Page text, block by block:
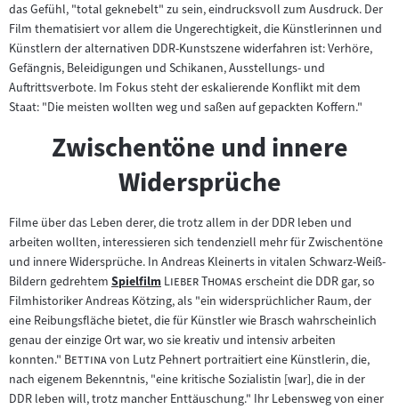
das Gefühl, "total geknebelt" zu sein, eindrucksvoll zum Ausdruck. Der
Film thematisiert vor allem die Ungerechtigkeit, die Künstlerinnen und
Künstlern der alternativen DDR-Kunstszene widerfahren ist: Verhöre,
Gefängnis, Beleidigungen und Schikanen, Ausstellungs- und
Auftrittsverbote. Im Fokus steht der eskalierende Konflikt mit dem
Staat: "Die meisten wollten weg und saßen auf gepackten Koffern."
Zwischentöne und innere
Widersprüche
Filme über das Leben derer, die trotz allem in der DDR leben und
arbeiten wollten, interessieren sich tendenziell mehr für Zwischentöne
und innere Widersprüche. In Andreas Kleinerts in vitalen Schwarz-Weiß-
Bildern gedrehtem Zum
Inhalt:
Spielfilm "Lieber Thomas "erscheint die DDR gar, so
Filmhistoriker Andreas Kötzing, als "ein widersprüchlicher Raum, der
eine Reibungsfläche bietet, die für Künstler wie Brasch wahrscheinlich
genau der einzige Ort war, wo sie kreativ und intensiv arbeiten
konnten." "Bettina"von Lutz Pehnert portraitiert eine Künstlerin, die,
nach eigenem Bekenntnis, "eine kritische Sozialistin [war], die in der
DDR leben will, trotz mancher Enttäuschung." Ihr Lebensweg von einer